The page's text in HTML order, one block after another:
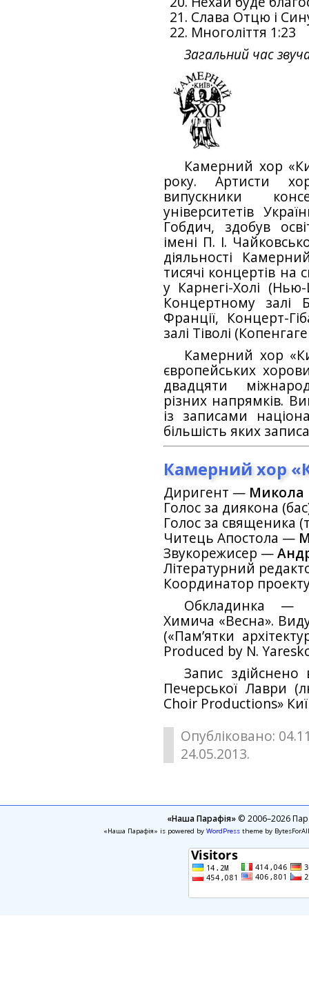
Слава Отцю і
Многоліття 1:23
Загальний час
Камерний хор
року. Артисти
випускники
університетів
Гобдич, здобув
імені П. І.
діяльності
тисячі концертів на
у Карнегі-Холі
Концертному залі
Франції, Концерт-
залі Тіволі
Камерний хор
європейських
двадцяти
різних напрямків.
із записами
більшість яких
Камерний хор
Диригент — Микола
Голос за диякона
Голос за священика
Читець Апостола —
Звукорежисер —
Літературний
Координатор
Обкладинка —
Химича «Весна».
(«Пам’ятки
Produced by N.
Запис здійснено
Печерської Лаври
Choir Productions»
Опубліковано:
24.05.2013.
«Наша Парафія»© 2006–2026
«Наша Парафія» is powered by WordPresstheme by